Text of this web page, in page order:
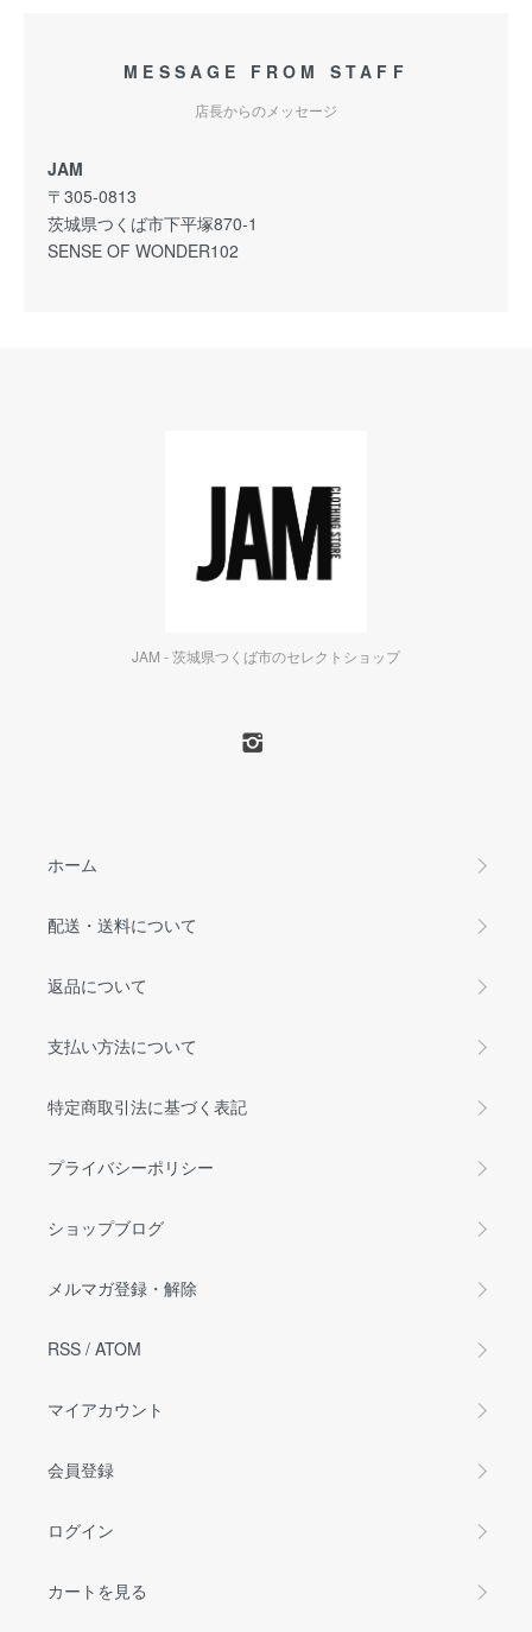
MESSAGE FROM STAFF
店長からのメッセージ
JAM
〒305-0813
茨城県つくば市下平塚870-1
SENSE OF WONDER102
JAM - 茨城県つくば市のセレクトショップ
ホーム
配送・送料について
返品について
支払い方法について
特定商取引法に基づく表記
プライバシーポリシー
ショップブログ
メルマガ登録・解除
RSS / ATOM
マイアカウント
会員登録
ログイン
カートを見る